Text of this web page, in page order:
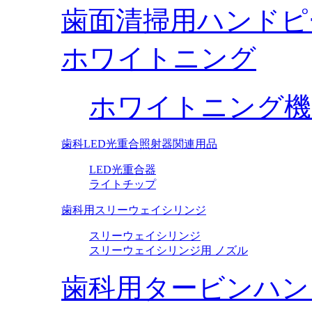
歯面清掃用ハンド
ホワイトニング
ホワイトニング
歯科LED光重合照射器関連用品
LED光重合器
ライトチップ
歯科用スリーウェイシリンジ
スリーウェイシリンジ
スリーウェイシリンジ用 ノズル
歯科用タービンハ